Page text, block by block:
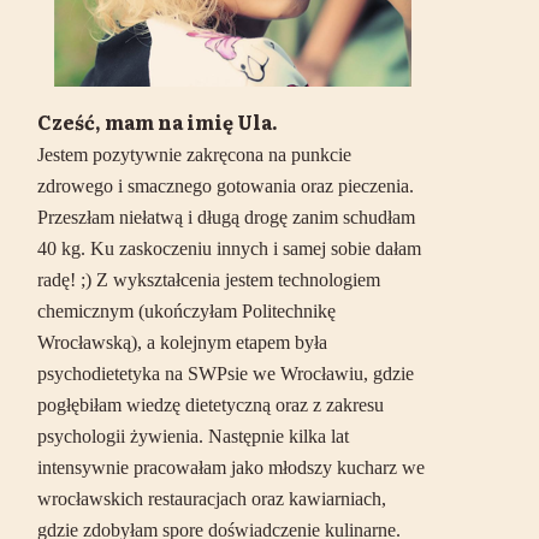
Cześć, mam na imię Ula.
Jestem pozytywnie zakręcona na punkcie
zdrowego i smacznego gotowania oraz pieczenia.
Przeszłam niełatwą i długą drogę zanim schudłam
40 kg. Ku zaskoczeniu innych i samej sobie dałam
radę! ;) Z wykształcenia jestem technologiem
chemicznym (ukończyłam Politechnikę
Wrocławską), a kolejnym etapem była
psychodietetyka na SWPsie we Wrocławiu, gdzie
pogłębiłam wiedzę dietetyczną oraz z zakresu
psychologii żywienia. Następnie kilka lat
intensywnie pracowałam jako młodszy kucharz we
wrocławskich restauracjach oraz kawiarniach,
gdzie zdobyłam spore doświadczenie kulinarne.